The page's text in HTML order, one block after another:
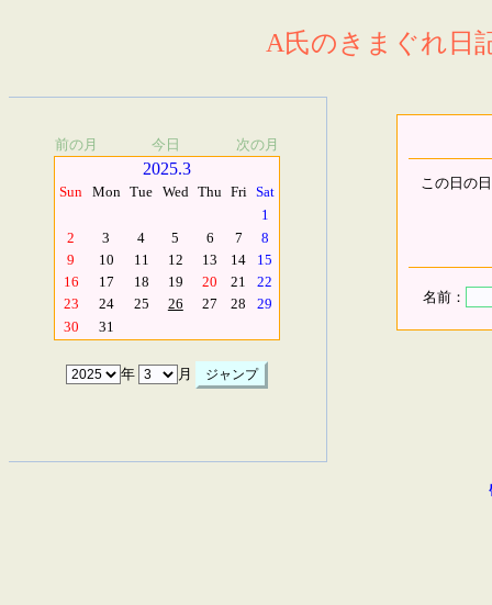
A氏のきまぐれ日
前の月 今日 次の月
2025.3
Sun Mon Tue Wed Thu Fri Sat
1
2
3 4 5 6 7
8
9
10 11 12 13 14
15
16
17 18 19 20 21
22
23
24 25 26 27 28
29
30
31
年 月
この日の
名前：